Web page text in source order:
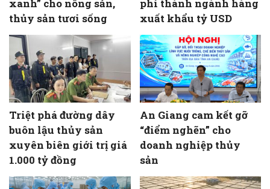
xanh” cho nông sản,
thủy sản tươi sống
phi thành ngành hàng
xuất khẩu tỷ USD
Triệt phá đường dây
buôn lậu thủy sản
xuyên biên giới trị giá
1.000 tỷ đồng
An Giang cam kết gỡ
“điểm nghẽn” cho
doanh nghiệp thủy
sản